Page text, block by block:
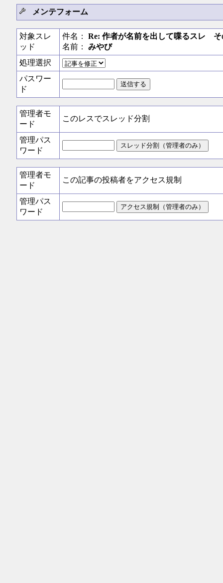
メンテフォーム
対象スレ
ッド
件名： Re: 作者が名前を出して喋るスレ そ
名前： みやび
処理選択
パスワー
ド
管理者モ
ード
このレスでスレッド分割
管理パス
ワード
管理者モ
ード
この記事の投稿者をアクセス規制
管理パス
ワード